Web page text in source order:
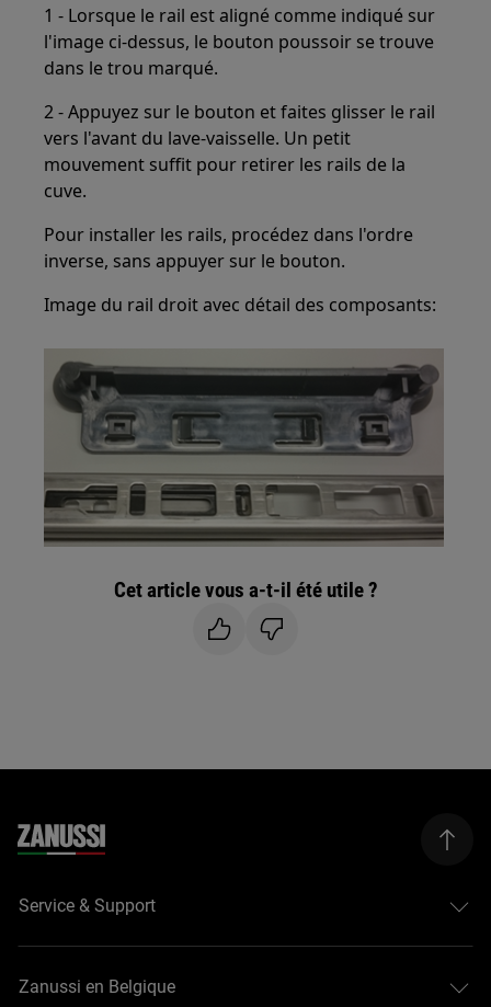
1 - Lorsque le rail est aligné comme indiqué sur
l'image ci-dessus, le bouton poussoir se trouve
dans le trou marqué.
2 - Appuyez sur le bouton et faites glisser le rail
vers l'avant du lave-vaisselle. Un petit
mouvement suffit pour retirer les rails de la
cuve.
Pour installer les rails, procédez dans l'ordre
inverse, sans appuyer sur le bouton.
Image du rail droit avec détail des composants:
Cet article vous a-t-il été utile ?
Service & Support
Zanussi en Belgique